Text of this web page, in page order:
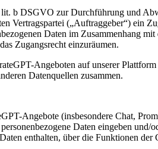
b DSGVO zur Durchführung und
Vertragspartei („Auftraggeber“) ein
Daten im Zusammenhang mit
Zugangsrecht einzuräumen.
Angeboten auf unserer
Datenquellen zusammen.
Angebote (insbesondere Chat,
Daten eingeben und/
enthalten, über die Funktionen der